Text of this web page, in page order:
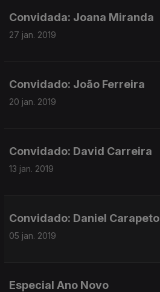
Convidada: Joana Miranda
27 jan. 2019
Convidado: João Ferreira
20 jan. 2019
Convidado: David Carreira
13 jan. 2019
Convidado: Daniel Carapeto
05 jan. 2019
Especial Ano Novo